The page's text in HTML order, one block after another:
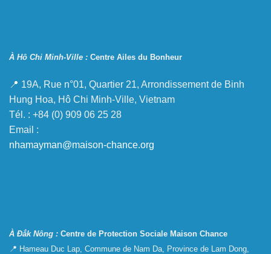
À Hô Chi Minh-Ville : Centre Ailes du Bonheur
📍 19A, Rue n°01, Quartier 21, Arrondissement de Binh
Hung Hoa, Hô Chi Minh-Ville, Vietnam
Tél. : +84 (0) 909 06 25 28
Email :
nhamayman@maison-chance.org
À Đắk Nông : Centre de Protection Sociale Maison Chance
📍 Hameau Duc Lap, Commune de Nam Da, Province de Lam Dong,